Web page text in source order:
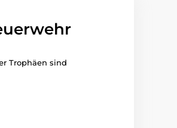
Trophäen sind